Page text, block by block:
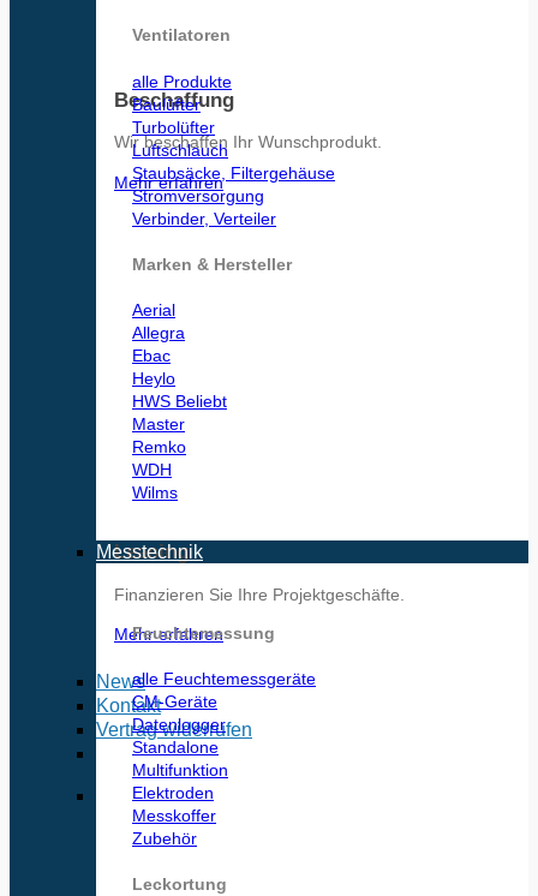
Beschaffung
Wir beschaffen Ihr Wunschprodukt.
Mehr erfahren
Leasing
Finanzieren Sie Ihre Projektgeschäfte.
Mehr erfahren
News
Kontakt
Vertrag widerrufen
Ventilatoren
alle Produkte
Baulüfter
Turbolüfter
Luftschlauch
Staubsäcke, Filtergehäuse
Stromversorgung
Verbinder, Verteiler
Marken & Hersteller
Aerial
Allegra
Ebac
Heylo
HWS
Master
Remko
WDH
Wilms
Messtechnik
Feuchtemessung
alle Feuchtemessgeräte
CM-Geräte
Datenlogger
Standalone
Multifunktion
Elektroden
Messkoffer
Zubehör
Leckortung